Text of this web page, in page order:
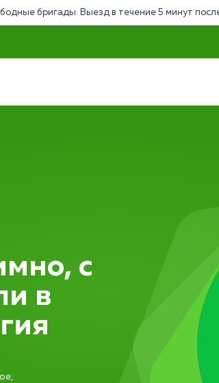
бригады. Выезд в течение 5 минут
с
в